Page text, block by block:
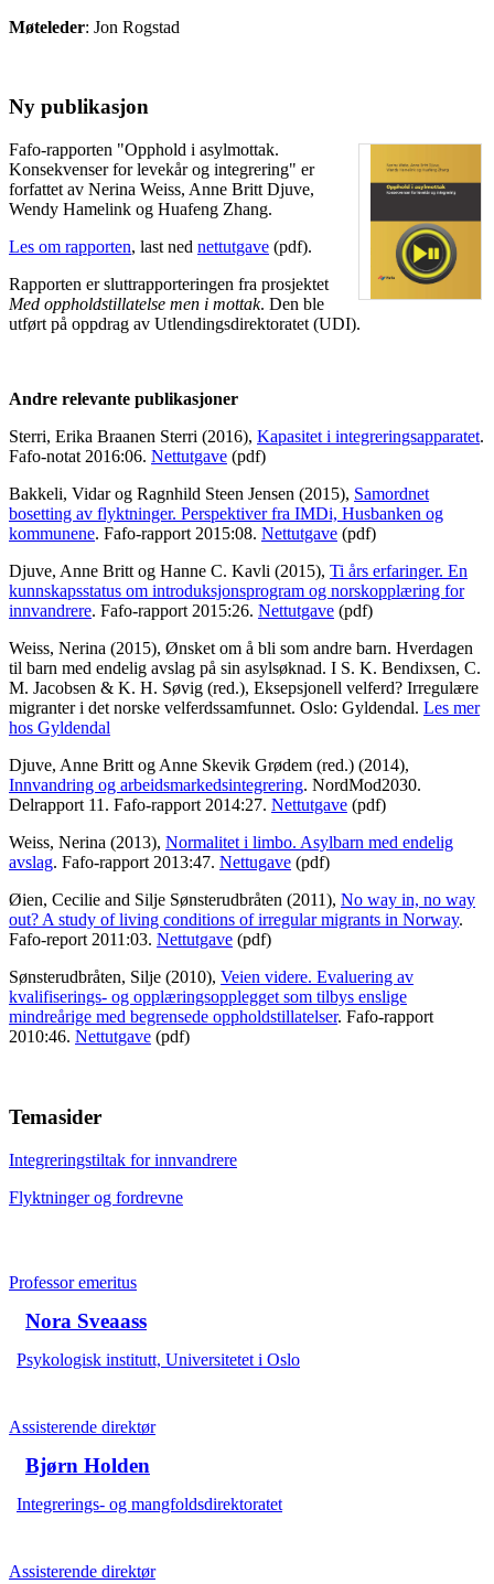
Møteleder: Jon Rogstad
Ny publikasjon
Fafo-rapporten "Opphold i asylmottak.
Konsekvenser for levekår og integrering" er
forfattet av Nerina Weiss, Anne Britt Djuve,
Wendy Hamelink og Huafeng Zhang.
Les om rapporten, last ned nettutgave (pdf).
Rapporten er sluttrapporteringen fra prosjektet
Med oppholdstillatelse men i mottak. Den ble
utført på oppdrag av Utlendingsdirektoratet (UDI).
Andre relevante publikasjoner
Sterri, Erika Braanen Sterri (2016), Kapasitet i integreringsapparatet.
Fafo-notat 2016:06. Nettutgave (pdf)
Bakkeli, Vidar og Ragnhild Steen Jensen (2015), Samordnet
bosetting av flyktninger. Perspektiver fra IMDi, Husbanken og
kommunene. Fafo-rapport 2015:08. Nettutgave (pdf)
Djuve, Anne Britt og Hanne C. Kavli (2015), Ti års erfaringer. En
kunnskapsstatus om introduksjonsprogram og norskopplæring for
innvandrere. Fafo-rapport 2015:26. Nettutgave (pdf)
Weiss, Nerina (2015), Ønsket om å bli som andre barn. Hverdagen
til barn med endelig avslag på sin asylsøknad. I S. K. Bendixsen, C.
M. Jacobsen & K. H. Søvig (red.), Eksepsjonell velferd? Irregulære
migranter i det norske velferdssamfunnet. Oslo: Gyldendal. Les mer
hos Gyldendal
Djuve, Anne Britt og Anne Skevik Grødem (red.) (2014),
Innvandring og arbeidsmarkedsintegrering. NordMod2030.
Delrapport 11. Fafo-rapport 2014:27. Nettutgave (pdf)
Weiss, Nerina (2013), Normalitet i limbo. Asylbarn med endelig
avslag. Fafo-rapport 2013:47. Nettugave (pdf)
Øien, Cecilie and Silje Sønsterudbråten (2011), No way in, no way
out? A study of living conditions of irregular migrants in Norway.
Fafo-report 2011:03. Nettutgave (pdf)
Sønsterudbråten, Silje (2010), Veien videre. Evaluering av
kvalifiserings- og opplæringsopplegget som tilbys enslige
mindreårige med begrensede oppholdstillatelser. Fafo-rapport
2010:46. Nettutgave (pdf)
Temasider
Integreringstiltak for innvandrere
Flyktninger og fordrevne
Professor emeritus
Nora Sveaass
Psykologisk institutt, Universitetet i Oslo
Assisterende direktør
Bjørn Holden
Integrerings- og mangfoldsdirektoratet
Assisterende direktør